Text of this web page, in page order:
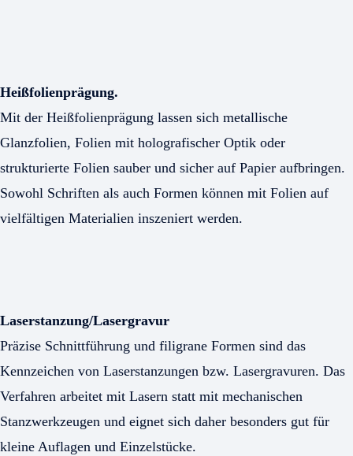
Heißfolienprägung.
Mit der Heißfolienprägung lassen sich metallische
Glanzfolien, Folien mit holografischer Optik oder
strukturierte Folien sauber und sicher auf Papier aufbringen.
Sowohl Schriften als auch Formen können mit Folien auf
vielfältigen Materialien inszeniert werden.
Laserstanzung/Lasergravur
Präzise Schnittführung und filigrane Formen sind das
Kennzeichen von Laserstanzungen bzw. Lasergravuren. Das
Verfahren arbeitet mit Lasern statt mit mechanischen
Stanzwerkzeugen und eignet sich daher besonders gut für
kleine Auflagen und Einzelstücke.